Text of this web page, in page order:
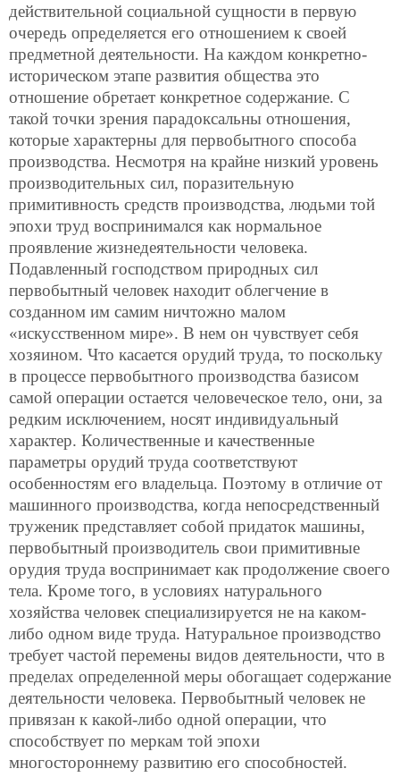
действительной социальной сущности в первую
очередь определяется его отношением к своей
предметной деятельности. На каждом конкретно-
историческом этапе развития общества это
отношение обретает конкретное содержание. С
такой точки зрения парадоксальны отношения,
которые характерны для первобытного способа
производства. Несмотря на крайне низкий уровень
производительных сил, поразительную
примитивность средств производства, людьми той
эпохи труд воспринимался как нормальное
проявление жизнедеятельности человека.
Подавленный господством природных сил
первобытный человек находит облегчение в
созданном им самим ничтожно малом
«искусственном мире». В нем он чувствует себя
хозяином. Что касается орудий труда, то поскольку
в процессе первобытного производства базисом
самой операции остается человеческое тело, они, за
редким исключением, носят индивидуальный
характер. Количественные и качественные
параметры орудий труда соответствуют
особенностям его владельца. Поэтому в отличие от
машинного производства, когда непосредственный
труженик представляет собой придаток машины,
первобытный производитель свои примитивные
орудия труда воспринимает как продолжение своего
тела. Кроме того, в условиях натурального
хозяйства человек специализируется не на каком-
либо одном виде труда. Натуральное производство
требует частой перемены видов деятельности, что в
пределах определенной меры обогащает содержание
деятельности человека. Первобытный человек не
привязан к какой-либо одной операции, что
способствует по меркам той эпохи
многостороннему развитию его способностей.